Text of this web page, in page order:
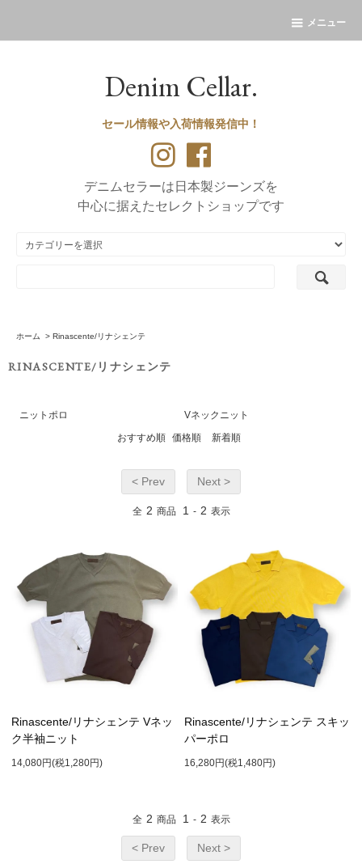
メニュー
Denim Cellar.
セール情報や入荷情報発信中！
デニムセラーは日本製ジーンズを
中心に据えたセレクトショップです
ホーム > Rinascente/リナシェンテ
RINASCENTE/リナシェンテ
ニットポロ
Vネックニット
おすすめ順 価格順 新着順
< Prev Next >
全 2 商品 1 - 2 表示
Rinascente/リナシェンテ Vネッ
ク半袖ニット
14,080円(税1,280円)
Rinascente/リナシェンテ スキッ
パーポロ
16,280円(税1,480円)
全 2 商品 1 - 2 表示
< Prev Next >